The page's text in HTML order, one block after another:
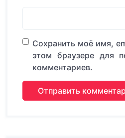
Сохранить моё имя,
этом браузере для
комментариев.